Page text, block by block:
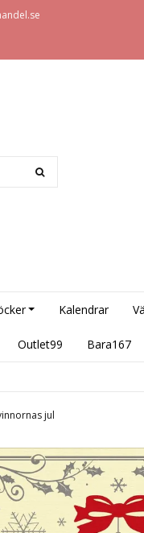
Kalendrar
Outlet99 Bara167
jul